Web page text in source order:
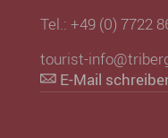
Tel.: +49 (0) 7722
tourist-
E-Mail